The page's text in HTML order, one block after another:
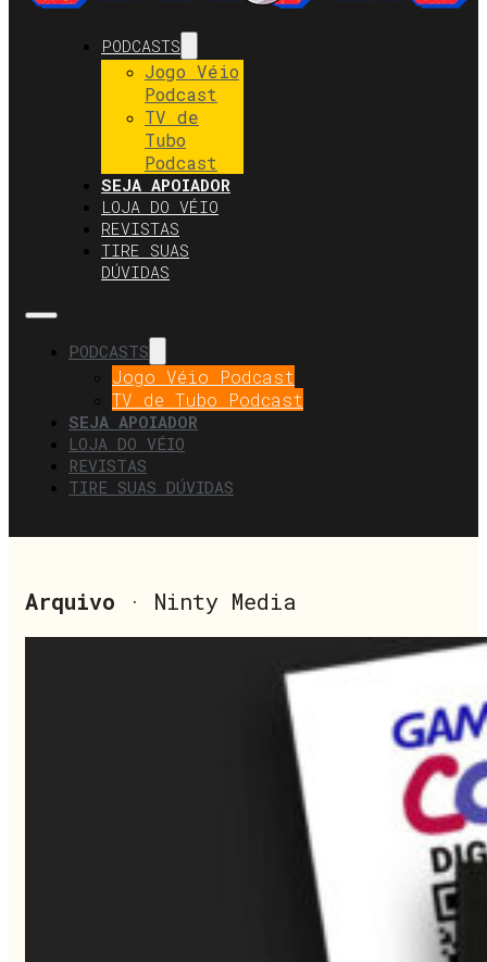
PODCASTS
Jogo Véio
Podcast
TV de
Tubo
Podcast
SEJA APOIADOR
LOJA DO VÉIO
REVISTAS
TIRE SUAS
DÚVIDAS
PODCASTS
Jogo Véio Podcast
TV de Tubo Podcast
SEJA APOIADOR
LOJA DO VÉIO
REVISTAS
TIRE SUAS DÚVIDAS
Arquivo · Ninty Media